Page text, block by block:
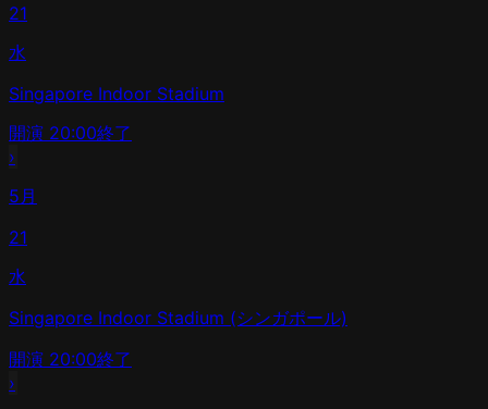
21
水
Singapore Indoor Stadium
開演 20:00終了
›
5月
21
水
Singapore Indoor Stadium (シンガポール)
開演 20:00終了
›